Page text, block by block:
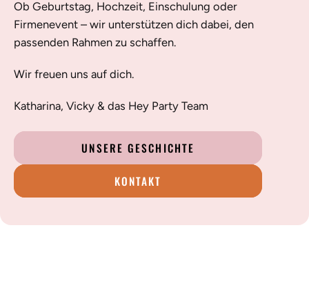
Ob Geburtstag, Hochzeit, Einschulung oder
Firmenevent – wir unterstützen dich dabei, den
passenden Rahmen zu schaffen.
Wir freuen uns auf dich.
Katharina, Vicky & das Hey Party Team
UNSERE GESCHICHTE
KONTAKT